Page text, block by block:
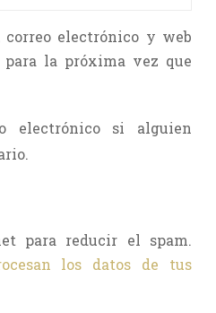
correo electrónico y web
para la próxima vez que
electrónico si alguien
para reducir el spam.
los datos de tus